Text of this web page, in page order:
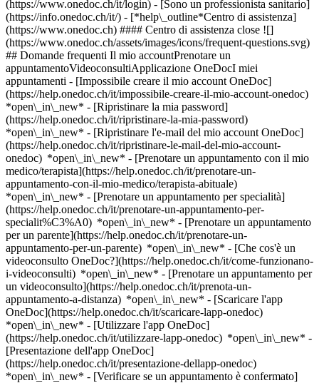
(https://www.onedoc.ch/it/login) - [Sono un professionista sanitario]
(https://info.onedoc.ch/it/) - [*help\_outline*Centro di assistenza]
(https://www.onedoc.ch) #### Centro di assistenza close ![]
(https://www.onedoc.ch/assets/images/icons/frequent-questions.svg)
## Domande frequenti Il mio accountPrenotare un
appuntamentoVideoconsultiApplicazione OneDocI miei
appuntamenti - [Impossibile creare il mio account OneDoc]
(https://help.onedoc.ch/it/impossibile-creare-il-mio-account-onedoc)
*open\_in\_new* - [Ripristinare la mia password]
(https://help.onedoc.ch/it/ripristinare-la-mia-password)
*open\_in\_new* - [Ripristinare l'e-mail del mio account OneDoc]
(https://help.onedoc.ch/it/ripristinare-le-mail-del-mio-account-
onedoc) *open\_in\_new* - [Prenotare un appuntamento con il mio
medico/terapista](https://help.onedoc.ch/it/prenotare-un-
appuntamento-con-il-mio-medico/terapista-abituale)
*open\_in\_new* - [Prenotare un appuntamento per specialità]
(https://help.onedoc.ch/it/prenotare-un-appuntamento-per-
specialit%C3%A0) *open\_in\_new* - [Prenotare un appuntamento
per un parente](https://help.onedoc.ch/it/prenotare-un-
appuntamento-per-un-parente) *open\_in\_new* - [Che cos'è un
videoconsulto OneDoc?](https://help.onedoc.ch/it/come-funzionano-
i-videoconsulti) *open\_in\_new* - [Prenotare un appuntamento per
un videoconsulto](https://help.onedoc.ch/it/prenota-un-
appuntamento-a-distanza) *open\_in\_new* - [Scaricare l'app
OneDoc](https://help.onedoc.ch/it/scaricare-lapp-onedoc)
*open\_in\_new* - [Utilizzare l'app OneDoc]
(https://help.onedoc.ch/it/utilizzare-lapp-onedoc) *open\_in\_new* -
[Presentazione dell'app OneDoc]
(https://help.onedoc.ch/it/presentazione-dellapp-onedoc)
*open\_in\_new* - [Verificare se un appuntamento è confermato](https://help.onedoc.ch/it/verificare-se-un-appuntamento-%C3%A8-confermato) *open\_in\_new* - [Annullare un appuntamento prenotato online su OneDoc](https://help.onedoc.ch/it/annullare-un-appuntamento-prenotato-online-su-onedoc) *open\_in\_new* - [Non ho ricevuto la conferma dell'appuntamento](https://help.onedoc.ch/it/non-ho-ricevuto-la-conferma-dellappuntamento) *open\_in\_new* [Vedi tutti i nostri articoli *open\_in\_new*](https://help.onedoc.ch/it/) close ## Modifica la ricerca ![Casa con segno più che indica che la consultazione può essere effettuata in sede](https://www.onedoc.ch/assets/images/icons/on-site.svg) In loco ![Fotocamera con simbolo play che indica che la consultazione può essere effettuata a distanza in video](https://www.onedoc.ch/assets/images/icons/remote.svg) A distanza Cerca #### Specialità #### Professionisti #### Istituti edit Medico generico a Ginevra tune Filtra per Nuovo paziente*keyboard\_arrow\_down* - Accettato*check\_circle* Lingua parlata*keyboard\_arrow\_down* - Albanese*check\_circle* - Arabo*check\_circle* - Armeno*check\_circle* - Bosniaco*check\_circle* - Bulgaro*check\_circle* - Catalano*check\_circle* - Ceco*check\_circle* - Cinese*check\_circle* - Coreano*check\_circle* - Croato*check\_circle* - Danese*check\_circle* - Ebraico*check\_circle* - Francese*check\_circle* - Giapponese*check\_circle* - Greco*check\_circle* - Hindi*check\_circle* - Inglese*check\_circle* - Italiano*check\_circle* - Kazako*check\_circle* - Kinyarwanda*check\_circle* - Macedone*check\_circle* - Malgascio*check\_circle* - Marathi*check\_circle* - Moldavo*check\_circle* - Olandese*check\_circle* - Pashto*check\_circle* - Persiano*check\_circle* - Polacco*check\_circle* - Portoghese*check\_circle* - Romancio*check\_circle* - Rumeno*check\_circle* - Russo*check\_circle* - Serbo*check\_circle* - Slovacco*check\_circle* - Sloveno*check\_circle* - Somalo*check\_circle* - Spagnolo*check\_circle* - Svedese*check\_circle* - Tedesco*check\_circle* - Turco*check\_circle* - Ucraino*check\_circle* - Ungherese*check\_circle* - Urdu*check\_circle* - Vietnamita*check\_circle* - Wolof*check\_circle* Sesso*keyboard\_arrow\_down* - Donna*check\_circle* - Uomo*check\_circle* Rete*keyboard\_arrow\_down* - Hirslanden*check\_circle* - Swiss Medical Network*check\_circle* - ASCA*check\_circle* - RME*check\_circle* - REMED*check\_circle* - mediX*check\_circle* - Medbase*check\_circle* - Magellan*check\_circle* - Réseau Delta*check\_circle* Disponibilità*keyboard\_arrow\_down* - Disponibile oggi*check\_circle* - Entro i prossimi 3 giorni*check\_circle* - Entro i prossimi 7 giorni*check\_circle* - Entro i prossimi 14 giorni*check\_circle* # __Medico generico__ a __Ginevra__: prenota il tuo appuntamento online oggi ## 229 risultati a Ginevra [![Dr. Ochine Karapetian, specialista in medicina interna generale a Ginevra](https://assets.onedoc.ch/images/users/eea878d01bed4348bb1d2f5f57f364d1ccfb7985acbff655e4269fbd4f609779-small.png "Dr. Ochine Karapetian, specialista in medicina interna generale a Ginevra")](https://www.onedoc.ch/it/specialista-in-medicina-interna-generale/ginevra/pcrba/dr-ochine-karapetian) ### [Dr. Ochine Karapetian](https://www.onedoc.ch/it/specialista-in-medicina-interna-generale/ginevra/pcrba/dr-ochine-karapetian) ![Badge che indica un profilo verificato](https://www.onedoc.ch/assets/images/icons/checkmark.svg) [Specialista in medicina interna generale](https://www.onedoc.ch/it/specialista-in-medicina-interna-generale/ginevra) Cabinet Dr. Karapetian Rue de la Servette 94 1202 Ginevra ![Dr. Ochine Karapetian è affiliato alla rete Réseau Delta](https://assets.onedoc.ch/images/networks/logos/bc7306ac026c686f85d463e96b3cb0053f7de03c9f7a5fae3aa7114a276838ea-small.png) ![Icona paziente con segno più che indica che il professionista accetta nuovi pazienti](https://www.onedoc.ch/assets/images/icons/new-patients.svg)Accetta nuovi pazienti [Prenota un appuntamento](https://www.onedoc.ch/it/specialista-in-medicina-interna-generale/ginevra/pcrba/dr-ochine-karapetian) Competenze:[Urgenza medicina generica](https://www.onedoc.ch/it/urgenza-medicina-generica/ginevra), [Rinite allergica | Febbre da fieno](https://www.onedoc.ch/it/rinite-allergica-febbre-da-fieno/ginevra), [Controllo del libretto di vaccinazione](https://www.onedoc.ch/it/controllo-del-libretto-di-vaccinazione/ginevra), [Controllo annuale](https://www.onedoc.ch/it/controllo-annuale/ginevra), [Burnout](https://www.onedoc.ch/it/burnout/ginevra), [Preparazione omeopatica](https://www.onedoc.ch/it/preparazione-omeopatica/ginevra), [Infezione delle vie urinarie | Cistite (IVU)](https://www.onedoc.ch/it/infezione-delle-vie-urinarie-cistite-ivu/ginevra)Vedi di più *chevron\_left* lun 03 ago *chevron\_right* Vedi più appuntamenti *error\_outline* Si è verificato un errore durante il caricamento della disponibilità [Riprova](https://www.onedoc.ch) Competenze:[Urgenza medicina generica](https://www.onedoc.ch/it/urgenza-medicina-generica/ginevra), [Rinite allergica | Febbre da fieno](https://www.onedoc.ch/it/rinite-allergica-febbre-da-fieno/ginevra), [Controllo del libretto di vaccinazione](https://www.onedoc.ch/it/controllo-del-libretto-di-vaccinazione/ginevra), [Controllo annuale](https://www.onedoc.ch/it/controllo-annuale/ginevra), [Burnout](https://www.onedoc.ch/it/burnout/ginevra), [Preparazione omeopatica](https://www.onedoc.ch/it/preparazione-omeopatica/ginevra), [Infezione delle vie urinarie | Cistite (IVU)](https://www.onedoc.ch/it/infezione-delle-vie-urinarie-cistite-ivu/ginevra)Vedi di più [![Dr. Artur Rusnac, medico generico a Ginevra](https://assets.onedoc.ch/images/users/b51aec0172e8e7918971854f72ba4da4ab1ad7cd763e4a484b353cc650526662-small.png "Dr. Artur Rusnac, medico generico a Ginevra")](https://www.onedoc.ch/it/medico-generico/ginevra/pc2a6/dr-artur-rusnac) ### [Dr. Artur Rusnac](https://www.onedoc.ch/it/medico-generico/ginevra/pc2a6/dr-artur-rusnac) ![Badge che indica un profilo verificato](https://www.onedoc.ch/assets/images/icons/checkmark.svg) Medico generico Cabinet du Dr Artur Rusnac Rue Henri-Christiné 5 1205 Ginevra ![Dr. Artur Rusnac è affiliato alla rete Réseau Delta](https://assets.onedoc.ch/images/networks/logos/bc7306ac026c686f85d463e96b3cb0053f7de03c9f7a5fae3aa7114a276838ea-small.png) ![Icona paziente con segno più che indica che il professionista accetta nuovi pazienti](https://www.onedoc.ch/assets/images/icons/new-patients.svg)Accetta nuovi pazienti [Prenota un appuntamento](https://www.onedoc.ch/it/medico-generico/ginevra/pc2a6/dr-artur-rusnac) Competenze:[Urgenza medicina generica](https://www.onedoc.ch/it/urgenza-medicina-generica/ginevra), [Distorsione](https://www.onedoc.ch/it/distorsione/ginevra), [Misure a lungo termine della pressione sanguigna | Monitoraggio della pressione sanguigna 24 ore](https://www.onedoc.ch/it/misure-a-lungo-termine-della-pressione-sanguigna-monitoraggio-della-pressione-sanguigna-24-ore/ginevra), [Mal di gola | Tonsillite](https://www.onedoc.ch/it/mal-di-gola-tonsillite/ginevra), [Controllo del libretto di vaccinazione](https://www.onedoc.ch/it/controllo-del-libretto-di-vaccinazione/ginevra), [Malattie sessualmente trasmissibili | Infezioni sessualmente trasmissibili (MST/IST)](https://www.onedoc.ch/it/malattie-sessualmente-trasmissibili-infezioni-sessualmente-trasmissibili-mst-ist/ginevra), [Asma](https://www.onedoc.ch/it/asma/ginevra), [Rimozione di cisti](https://www.onedoc.ch/it/rimozione-di-cisti/ginevra), [Ablazione con filo | Graffette](https://www.onedoc.ch/it/ablazione-con-filo-graffette/ginevra)Vedi di più Competenze:[Urgenza medicina generica](https://www.onedoc.ch/it/urgenza-medicina-generica/ginevra), [Distorsione](https://www.onedoc.ch/it/distorsione/ginevra), [Misure a lungo termine della pressione sanguigna | Monitoraggio della pressione sanguigna 24 ore](https://www.onedoc.ch/it/misure-a-lungo-termine-della-pressione-sanguigna-monitoraggio-della-pressione-sanguigna-24-ore/ginevra), [Mal di gola | Tonsillite](https://www.onedoc.ch/it/mal-di-gola-tonsillite/ginevra), [Controllo del libretto di vaccinazione](https://www.onedoc.ch/it/controllo-del-libretto-di-vaccinazione/ginevra), [Malattie sessualmente trasmissibili | Infezioni sessualmente trasmissibili (MST/IST)](https://www.onedoc.ch/it/malattie-sessualmente-trasmissibili-infezioni-sessualmente-trasmissibili-mst-ist/ginevra), [Asma](https://www.onedoc.ch/it/asma/ginevra), [Rimozione di cisti](https://www.onedoc.ch/it/rimozione-di-cisti/ginevra), [Ablazione con filo | Graffette](https://www.onedoc.ch/it/ablazione-con-filo-graffette/ginevra)Vedi di più [![Dr. Elie Badaoui, specialista in medicina interna generale a Ginevra](https://assets.onedoc.ch/images/users/31ff0aa305340f4857cb94082c83f01354b1bc1dbc4953c5f62eaaa715e71d97-small.png "Dr. Elie Badaoui, specialista in medicina interna generale a Ginevra")](https://www.onedoc.ch/it/specialista-in-medicina-interna-generale/ginevra/pgd/dr-elie-badaoui) ### [Dr. Elie Badaoui](https://www.onedoc.ch/it/specialista-in-medicina-interna-generale/ginevra/pgd/dr-elie-badaoui) ![Badge che indica un profilo verificato](https://www.onedoc.ch/assets/images/icons/checkmark.svg) [Specialista in medicina interna generale](https://www.onedoc.ch/it/specialista-in-medicina-interna-generale/ginevra) Cabinet Dr Elie Badaoui Rond-Point de Plainpalais 4 1205 Ginevra ![Dr. Elie Badaoui è affiliato alla rete REMED](https://assets.onedoc.ch/images/networks/logos/69370ff5361754d1928baefeac07f362b32f591fb27e17140139073ce5f51c5b-small.png)![Dr. Elie Badaoui è affiliato alla rete Réseau Delta](https://assets.onedoc.ch/images/networks/logos/bc7306ac026c686f85d463e96b3cb0053f7de03c9f7a5fae3aa7114a276838ea-small.png) ![Icona fotocamera con simbolo play che indica che il professionista offre videoconsulti](https://www.onedoc.ch/assets/images/icons/video-consultations.svg)Video-consulti disponibili ![I